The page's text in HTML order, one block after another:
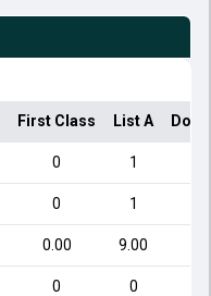
First Class List A
0 1
0 1
0.00 9.00
0 0